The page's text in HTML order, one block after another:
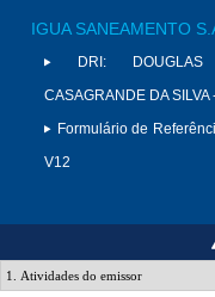
IGUA SANEAMENTO
DRI:
CASAGRANDE DA SILVA
Formulário de
V12